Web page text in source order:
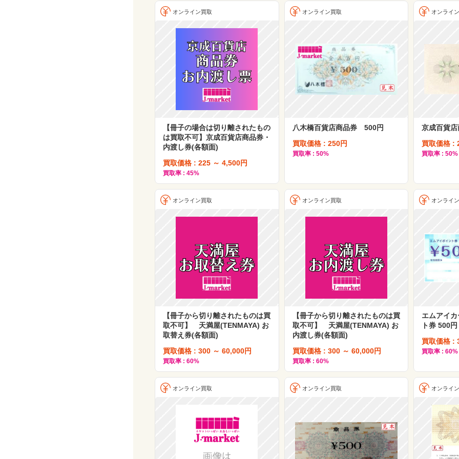
オンライン買取
【冊子の場合は切り離されたもの
は買取不可】京成百貨店商品券・
内渡し券(各額面)
買取価格 : 225 ～ 4,500円
買取率 : 45%
オンライン買取
八木橋百貨店商品券 500円
買取価格 : 250円
買取率 : 50%
オンライ
京成百貨
買取価格 :
買取率 : 50%
オンライン買取
【冊子から切り離されたものは買
取不可】 天満屋(TENMAYA) お
取替え券(各額面)
買取価格 : 300 ～ 60,000円
買取率 : 60%
オンライン買取
【冊子から切り離されたものは買
取不可】 天満屋(TENMAYA) お
内渡し券(各額面)
買取価格 : 300 ～ 60,000円
買取率 : 60%
オンライ
エムアイ
ト券 500円
買取価格 :
買取率 : 60%
オンライン買取 オンライン買取 オンライ